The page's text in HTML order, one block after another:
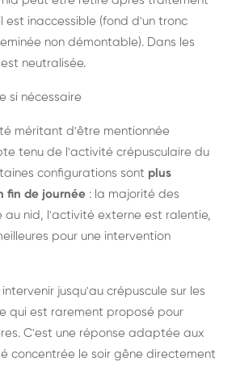
est inaccessible (fond d'un tronc
non démontable). Dans les
neutralisée.
si nécessaire
méritant d'être mentionnée
tenu de l'activité crépusculaire du
configurations sont plus
fin de journée : la majorité des
au nid, l'activité externe est ralentie,
pour une intervention
jusqu'au crépuscule sur les
qui est rarement proposé pour
C'est une réponse adaptée aux
concentrée le soir gêne directement